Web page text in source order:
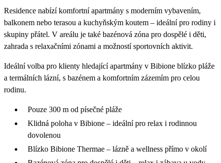
Residence nabízí komfortní apartmány s moderním vybavením,
balkonem nebo terasou a kuchyňským koutem – ideální pro rodiny i
skupiny přátel. V areálu je také bazénová zóna pro dospělé i děti,
zahrada s relaxačními zónami a možností sportovních aktivit.
Ideální volba pro klienty hledající apartmány v Bibione blízko pláže
a termálních lázní, s bazénem a komfortním zázemím pro celou
rodinu.
Pouze 300 m od písečné pláže
Klidná poloha v Bibione – ideální pro relax i rodinnou
dovolenou
Blízko Bibione Thermae – lázně a wellness přímo v okolí